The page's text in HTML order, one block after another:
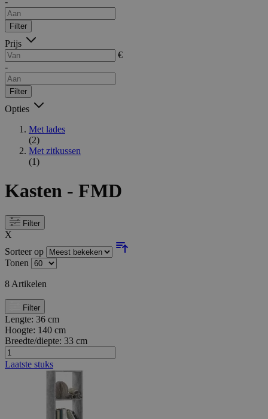
Filter
Prijs
€
-
Filter
Opties
Met lades
(2)
Met zitkussen
(1)
Kasten - FMD
Filter
X
Sorteer op
Tonen
8 Artikelen
Filter
Lengte: 36 cm
Hoogte: 140 cm
Breedte/diepte: 33 cm
Laatste stuks